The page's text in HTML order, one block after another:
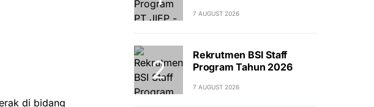
di bidang
7 AUGUST 2026
Rekrutmen BSI Staff
Program Tahun 2026
7 AUGUST 2026